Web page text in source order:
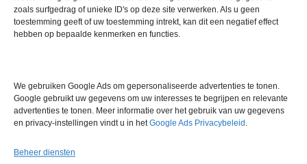
zoals surfgedrag of unieke ID's op deze site verwerken. Als u geen
toestemming geeft of uw toestemming intrekt, kan dit een negatief effect
hebben op bepaalde kenmerken en functies.
We gebruiken Google Ads om gepersonaliseerde advertenties te tonen.
Google gebruikt uw gegevens om uw interesses te begrijpen en relevante
advertenties te tonen. Meer informatie over het gebruik van uw gegevens
en privacy-instellingen vindt u in hetGoogle Ads Privacybeleid .
Beheer diensten
Bel ons
LabMakelaar Benelux B.V.
Knibbelweg 18C
NL-2761 JE Zevenhuizen (ZH)